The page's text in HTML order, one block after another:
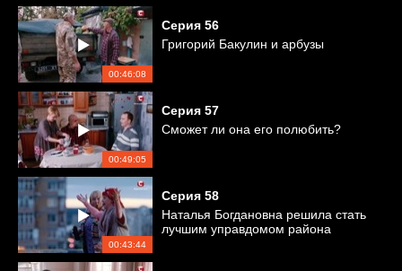
00:46:08
Серия 56
Григорий Бакулин и арбузы
00:49:05
Серия 57
Сможет ли она его полюбить?
00:43:44
Серия 58
Наталья Богдановна решила стать
лучшим управдомом района